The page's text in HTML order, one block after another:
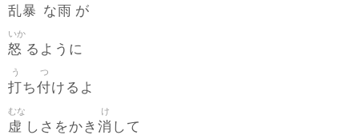
乱暴 な雨 が
怒
いか
るように
打
う
ち付
つ
けるよ
虚
むな
しさをかき 消
け
して